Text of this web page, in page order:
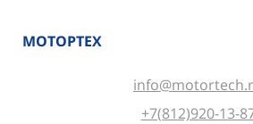
МОТОРТЕХ
+7(812)920-13-